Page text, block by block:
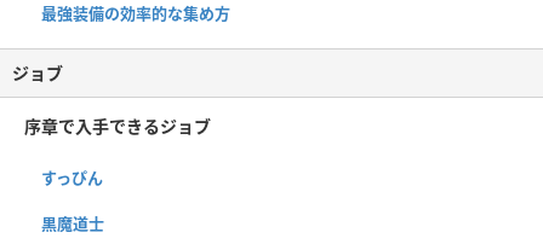
最強装備の効率的な集め方
ジョブ
序章で入手できるジョブ
すっぴん
黒魔道士